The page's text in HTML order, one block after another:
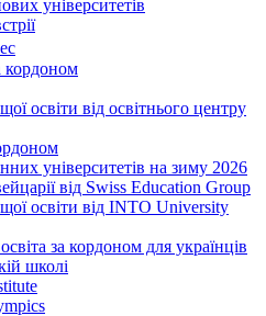
університетів
кордоном
освіти від освітнього центру
університетів на зиму 2026
від Swiss Education Group
освіти від INTO University
за кордоном для українців
школі